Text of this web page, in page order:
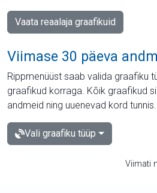
Vaata reaalaja graafikuid
Viimase 30 päeva
Rippmenüüst saab valida graafiku
graafikud korraga. Kõik graafikud
andmeid ning uuenevad kord tunnis.
Vali graafiku tüüp
Viimati